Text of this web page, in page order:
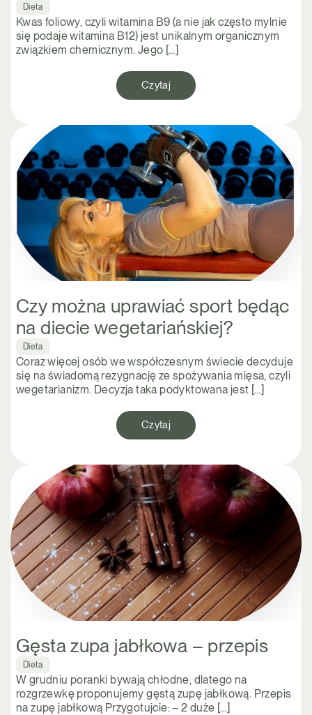
Dieta
Kwas foliowy, czyli witamina B9 (a nie jak często mylnie
się podaje witamina B12) jest unikalnym organicznym
związkiem chemicznym. Jego […]
Czytaj
Czy można uprawiać sport będąc
na diecie wegetariańskiej?
Dieta
Coraz więcej osób we współczesnym świecie decyduje
się na świadomą rezygnację ze spożywania mięsa, czyli
wegetarianizm. Decyzja taka podyktowana jest […]
Czytaj
Gęsta zupa jabłkowa – przepis
Dieta
W grudniu poranki bywają chłodne, dlatego na
rozgrzewkę proponujemy gęstą zupę jabłkową. Przepis
na zupę jabłkową Przygotujcie: – 2 duże […]